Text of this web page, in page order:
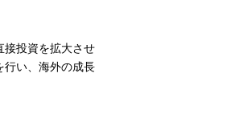
接投資を拡大させ
行い、海外の成長